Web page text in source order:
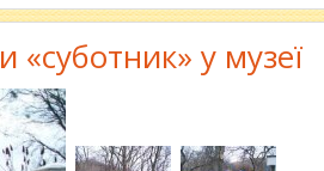
у музеї